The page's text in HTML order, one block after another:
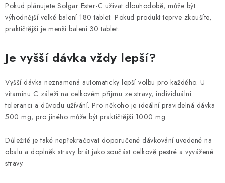
Pokud plánujete Solgar Ester-C užívat dlouhodobě, může být
výhodnější velké balení 180 tablet. Pokud produkt teprve zkoušíte,
praktičtější je menší balení 30 tablet.
Je vyšší dávka vždy lepší?
Vyšší dávka neznamená automaticky lepší volbu pro každého. U
vitamínu C záleží na celkovém příjmu ze stravy, individuální
toleranci a důvodu užívání. Pro někoho je ideální pravidelná dávka
500 mg, pro jiného může být praktičtější 1000 mg.
Důležité je také nepřekračovat doporučené dávkování uvedené na
obalu a doplněk stravy brát jako součást celkově pestré a vyvážené
stravy.